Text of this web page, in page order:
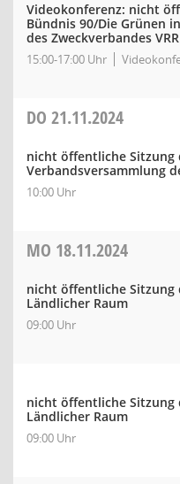
Videokonferenz: nicht
Bündnis 90/Die Grünen
des Zweckverbandes VRR
15:00-17:00 Uhr
DO 21.11.2024
nicht öffentliche Sitzung
Verbandsversammlung
10:00 Uhr
MO 18.11.2024
nicht öffentliche Sitzung
Ländlicher Raum
09:00 Uhr
nicht öffentliche Sitzung
Ländlicher Raum
09:00 Uhr